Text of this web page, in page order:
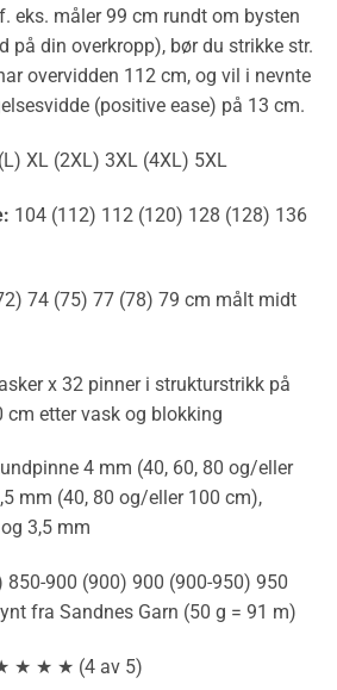
eks. måler 99 cm rundt om bysten
på din overkropp), bør du strikke str.
overvidden 112 cm, og vil i nevnte
(positive ease) på 13 cm.
XL (2XL) 3XL (4XL) 5XL
104 (112) 112 (120) 128 (128) 136
74 (75) 77 (78) 79 cm målt midt
x 32 pinner i strukturstrikk på
cm etter vask og blokking
4 mm (40, 60, 80 og/eller
mm (40, 80 og/eller 100 cm),
3,5 mm
850-900 (900) 900 (900-950) 950
fra Sandnes Garn (50 g = 91 m)
★ ★ ★ (4 av 5)